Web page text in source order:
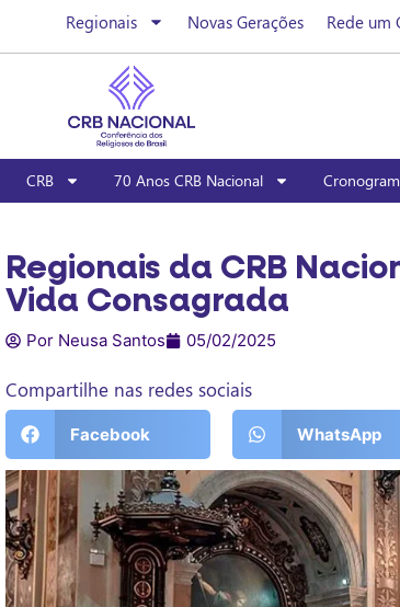
Regionais Novas Gerações Rede um
CRB 70 Anos CRB Nacional
Regionais da CRB
Vida Consagrada
Por Neusa Santos 05/02/2025
Compartilhe nas redes sociais
Facebook WhatsApp